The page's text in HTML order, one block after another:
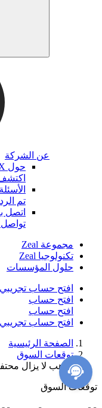
عن الشركة
حول ZFX
تم
اتصل
تواصل
مجموعة Zeal
تكنولوجيا Zeal
حلول المؤسسات
افتح حساب تجريبي
افتح حساب
افتح حساب
افتح حساب تجريبي
الصفحة الرئيسية
توقعات السوق
الذهب لا يزال
توقعات السوق